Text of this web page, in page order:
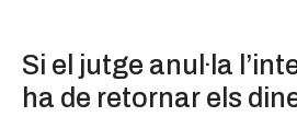
Si el jutge anul·la
ha de retornar els